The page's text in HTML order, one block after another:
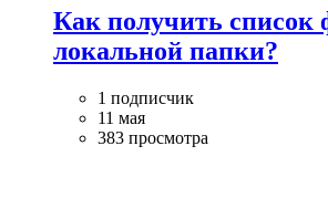
Как получить список
локальной папки?
1 подписчик
11 мая
383 просмотра